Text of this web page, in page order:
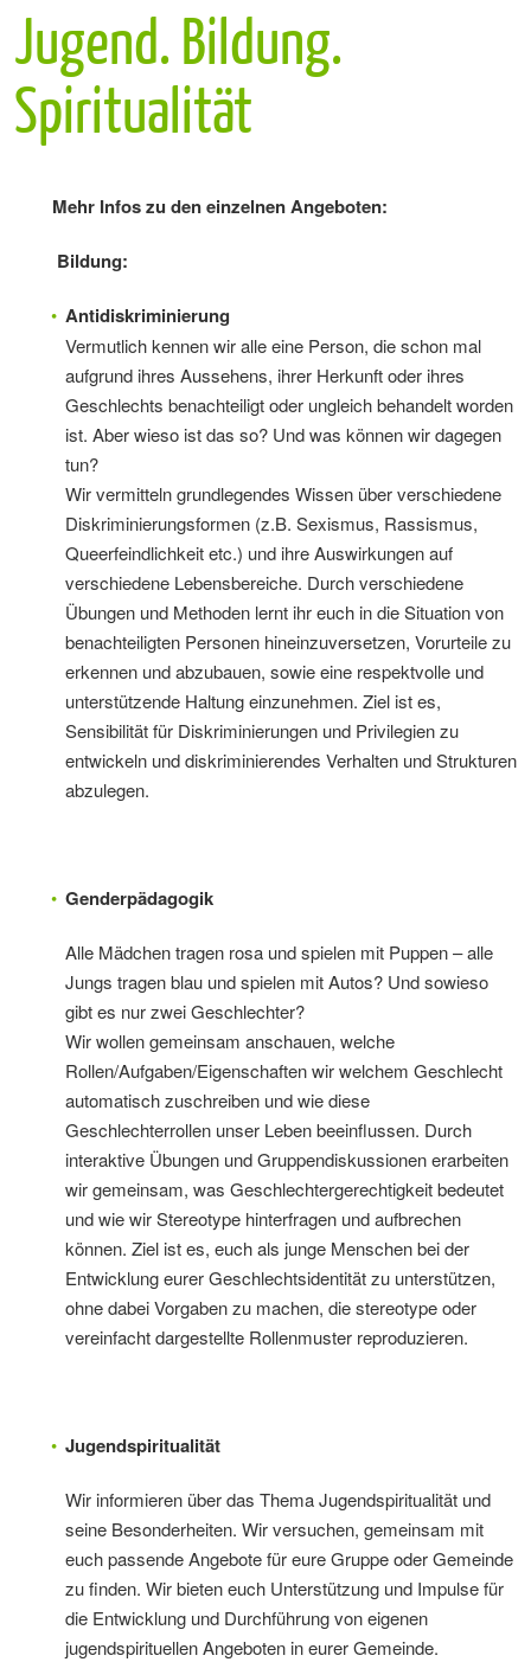
Jugend. Bildung.
Spiritualität
Mehr Infos zu den einzelnen Angeboten:
Bildung:
Antidiskriminierung
Vermutlich kennen wir alle eine Person, die schon mal
aufgrund ihres Aussehens, ihrer Herkunft oder ihres
Geschlechts benachteiligt oder ungleich behandelt worden
ist. Aber wieso ist das so? Und was können wir dagegen
tun?
Wir vermitteln grundlegendes Wissen über verschiedene
Diskriminierungsformen (z.B. Sexismus, Rassismus,
Queerfeindlichkeit etc.) und ihre Auswirkungen auf
verschiedene Lebensbereiche. Durch verschiedene
Übungen und Methoden lernt ihr euch in die Situation von
benachteiligten Personen hineinzuversetzen, Vorurteile zu
erkennen und abzubauen, sowie eine respektvolle und
unterstützende Haltung einzunehmen. Ziel ist es,
Sensibilität für Diskriminierungen und Privilegien zu
entwickeln und diskriminierendes Verhalten und Strukturen
abzulegen.
Genderpädagogik
Alle Mädchen tragen rosa und spielen mit Puppen – alle
Jungs tragen blau und spielen mit Autos? Und sowieso
gibt es nur zwei Geschlechter?
Wir wollen gemeinsam anschauen, welche
Rollen/Aufgaben/Eigenschaften wir welchem Geschlecht
automatisch zuschreiben und wie diese
Geschlechterrollen unser Leben beeinflussen. Durch
interaktive Übungen und Gruppendiskussionen erarbeiten
wir gemeinsam, was Geschlechtergerechtigkeit bedeutet
und wie wir Stereotype hinterfragen und aufbrechen
können. Ziel ist es, euch als junge Menschen bei der
Entwicklung eurer Geschlechtsidentität zu unterstützen,
ohne dabei Vorgaben zu machen, die stereotype oder
vereinfacht dargestellte Rollenmuster reproduzieren.
Jugendspiritualität
Wir informieren über das Thema Jugendspiritualität und
seine Besonderheiten. Wir versuchen, gemeinsam mit
euch passende Angebote für eure Gruppe oder Gemeinde
zu finden. Wir bieten euch Unterstützung und Impulse für
die Entwicklung und Durchführung von eigenen
jugendspirituellen Angeboten in eurer Gemeinde.